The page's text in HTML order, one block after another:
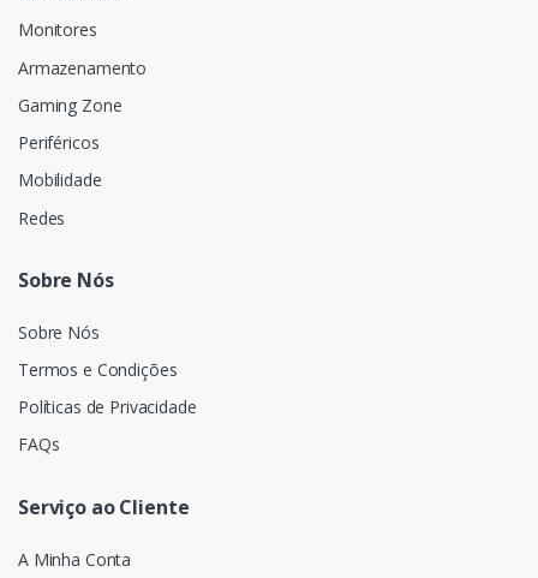
Monitores
Armazenamento
Gaming Zone
Periféricos
Mobilidade
Redes
Sobre Nós
Sobre Nós
Termos e Condições
Políticas de Privacidade
FAQs
Serviço ao Cliente
A Minha Conta